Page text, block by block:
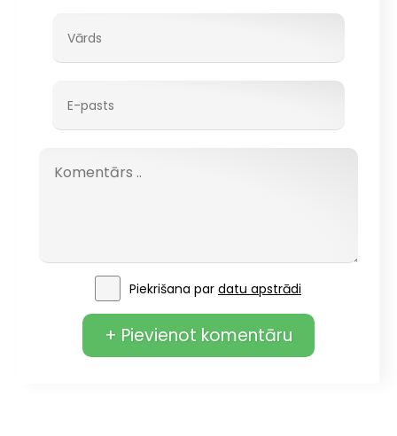
Piekrišana par datu apstrādi
+ Pievienot komentāru